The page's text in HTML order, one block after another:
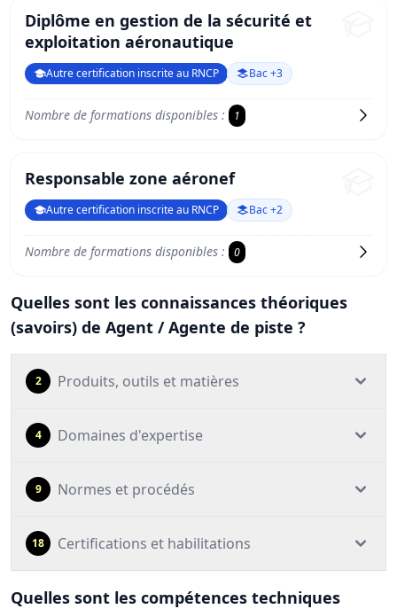
Diplôme en gestion de la sécurité et
exploitation aéronautique
Autre certification inscrite au RNCP Bac +3
Nombre de formations disponibles : 1
Responsable zone aéronef
Autre certification inscrite au RNCP Bac +2
Nombre de formations disponibles : 0
Quelles sont les connaissances théoriques
(savoirs) de Agent / Agente de piste ?
2 Produits, outils et matières
4 Domaines d'expertise
9 Normes et procédés
18 Certifications et habilitations
Quelles sont les compétences techniques